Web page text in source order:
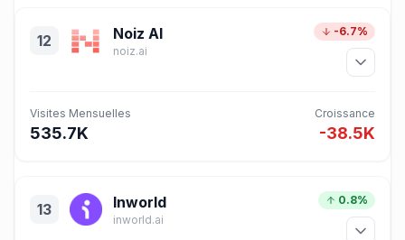
12 Noiz AI
noiz.ai
-6.7%
Visites Mensuelles
535.7K
Croissance
-38.5K
13 Inworld
inworld.ai
0.8%